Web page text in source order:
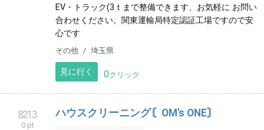
EV・トラック(3ｔまで整備できます、お気軽に お問い
合わせください。関東運輸局特定認証工場ですので安
心です
その他 埼玉県
見に行く 0クリック
8213
0 pt
ハウスクリーニング〘OM's ONE〙